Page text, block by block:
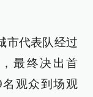
市代表队经过
最终决出首
名观众到场观